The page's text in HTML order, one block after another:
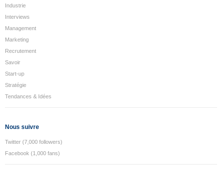
Industrie
Interviews
Management
Marketing
Recrutement
Savoir
Start-up
Stratégie
Tendances & Idées
Nous suivre
Twitter (7,000 followers)
Facebook (1,000 fans)